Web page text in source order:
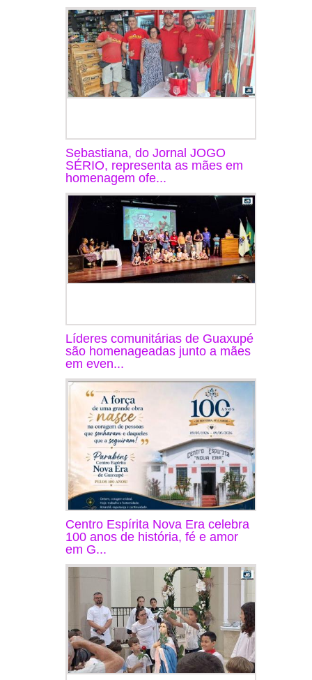
Sebastiana, do Jornal JOGO
SÉRIO, representa as mães em
homenagem ofe...
Líderes comunitárias de Guaxupé
são homenageadas junto a mães
em even...
Centro Espírita Nova Era celebra
100 anos de história, fé e amor
em G...